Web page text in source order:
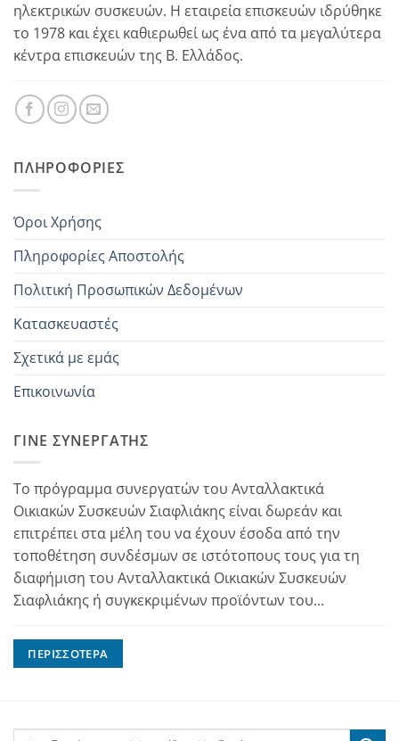
ηλεκτρικών συσκευών. Η εταιρεία επισκευών ιδρύθηκε
το 1978 και έχει καθιερωθεί ως ένα από τα μεγαλύτερα
κέντρα επισκευών της Β. Ελλάδος.
ΠΛΗΡΟΦΟΡΊΕΣ
Όροι Χρήσης
Πληροφορίες Αποστολής
Πολιτική Προσωπικών Δεδομένων
Κατασκευαστές
Σχετικά με εμάς
Επικοινωνία
ΓΊΝΕ ΣΥΝΕΡΓΆΤΗΣ
Το πρόγραμμα συνεργατών του Ανταλλακτικά
Οικιακών Συσκευών Σιαφλιάκης είναι δωρεάν και
επιτρέπει στα μέλη του να έχουν έσοδα από την
τοποθέτηση συνδέσμων σε ιστότοπους τους για τη
διαφήμιση του Ανταλλακτικά Οικιακών Συσκευών
Σιαφλιάκης ή συγκεκριμένων προϊόντων του...
ΠΕΡΙΣΣΌΤΕΡΑ